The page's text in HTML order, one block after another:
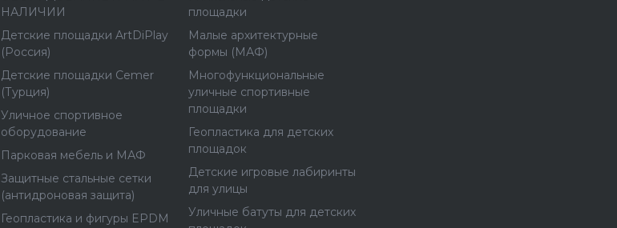
НАЛИЧИИ
Детские площадки ArtDiPlay
(Россия)
Детские площадки Cemer
(Турция)
Уличное спортивное
оборудование
Парковая мебель и МАФ
Защитные стальные сетки
(антидроновая защита)
Геопластика и фигуры EPDM
площадки
Малые архитектурные
формы (МАФ)
Многофункциональные
уличные спортивные
площадки
Геопластика для детских
площадок
Детские игровые лабиринты
для улицы
Уличные батуты для детских